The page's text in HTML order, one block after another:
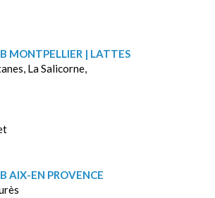
MONTPELLIER | LATTES
La Salicorne,
AIX-EN PROVENCE